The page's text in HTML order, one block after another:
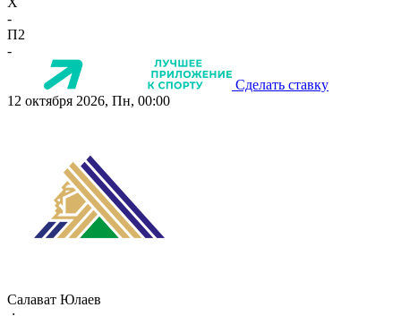
-
П2
-
Сделать ставку
12 октября 2026, Пн, 00:00
Салават Юлаев